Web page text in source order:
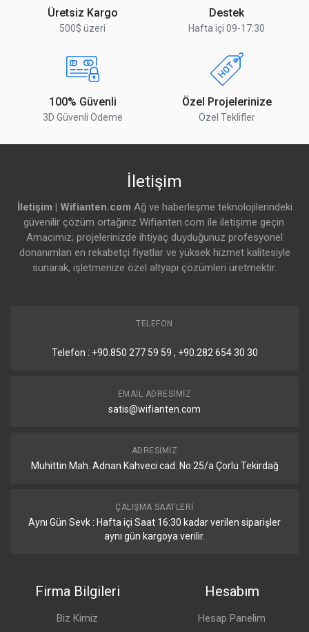
Güç Kaynağı AC/DC adapter • 24V passive PoE
Desteklenen
Voltaj Aralığı
Maks. Güç
Tüketimi
14W (PoE hariç)
ESD/EMP
Koruması
Air: ±16 kV • Contact: ±8 kV
Çalışma Sıcaklığı -10 ↔ 50°C
CE, FCC, IC
NDAA Compliant Evet
(1) White / blue
SFP 1G: green
Mod Layer 2 Ethernet switch
QoS
(16) Priority queues per user port and
* YorumunuzÜretsiz Kargo
500$ üzeri
Destek
Hafta içi 09-17:30
100% Güvenli
3D Güvenli Ödeme
Özel Projelerinize
Özel Teklifler
İletişim
İletişim | Wifianten.com Ağ ve haberleşme teknolojilerindeki
güvenilir çözüm ortağınız Wifianten.com ile iletişime geçin.
Amacımız; projelerinizde ihtiyaç duyduğunuz profesyonel
donanımları en rekabetçi fiyatlar ve yüksek hizmet kalitesiyle
sunarak, işletmenize özel altyapı çözümleri üretmektir.
TELEFON
Telefon : +90.850 277 59 59 , +90.282 654 30 30
EMAIL ADRESIMIZ
satis@wifianten.com
ADRESIMIZ
Muhittin Mah. Adnan Kahveci cad. No:25/a Çorlu Tekirdağ
ÇALIŞMA SAATLERI
Aynı Gün Sevk : Hafta içi Saat 16:30 kadar verilen siparişler
aynı gün kargoya verilir.
Firma Bilgileri
Biz Kimiz
Hesabım
Hesap Panelim